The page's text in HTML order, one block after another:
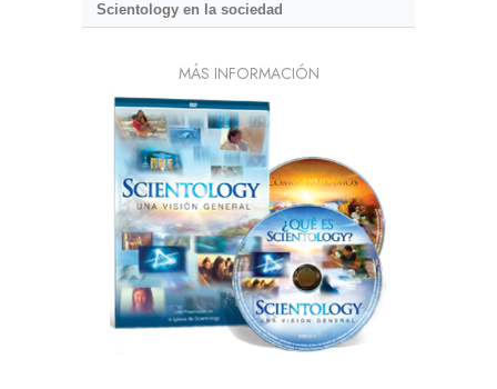
Scientology en la sociedad
MÁS INFORMACIÓN